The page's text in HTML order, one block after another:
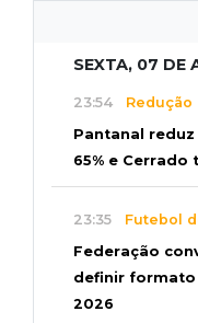
SEXTA, 07 DE
23:54 Redução
Pantanal
65% e Cerrado
23:35 Futebol
Federação
definir formato
2026